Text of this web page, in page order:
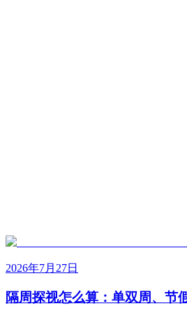
2026年7月27日
隔周探视怎么算：单双周、节